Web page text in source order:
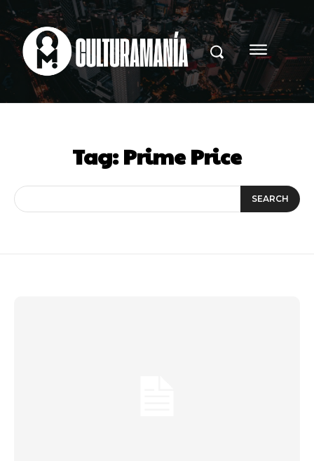
Tag:Prime Price
SEARCH